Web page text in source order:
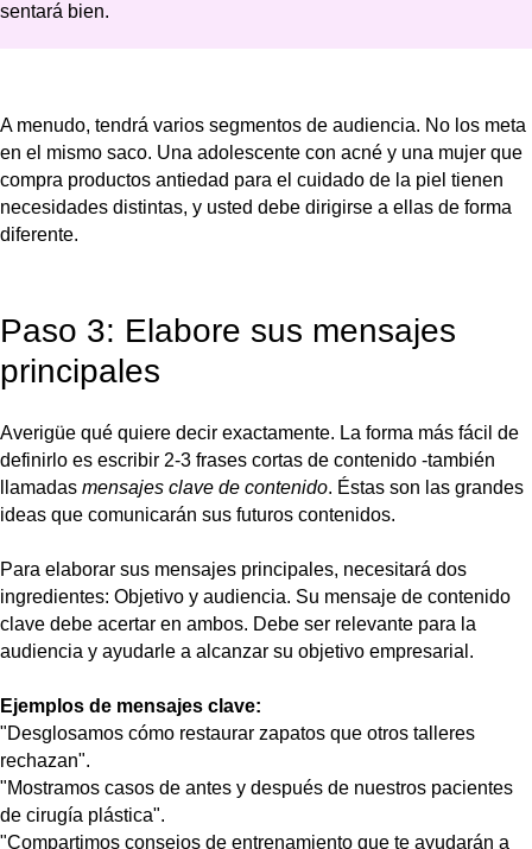
Paso 3: Elabore sus mensajes
Averigüe qué quiere decir exactamente. La forma más fácil de
definirlo es escribir 2-3 frases cortas de contenido -también
llamadasmensajes clave de contenido. Éstas son las grandes
ideas que comunicarán sus futuros contenidos.
clave debe acertar en ambos. Debe ser relevante para la
audiencia y ayudarle a alcanzar su objetivo empresarial.
"Desglosamos cómo restaurar zapatos que otros talleres
rechazan".
"Mostramos casos de antes y después de nuestros pacientes
de cirugía plástica".
mantenerte en forma sin dañarte la espalda".
Cada una de estas frases es concreta e indica al lector de
inmediato a qué se dedica la empresa: Reparación de calzado,
contenido deben hacer lo mismo.
Evite frases vagas como "compartimos ejemplos de nuestro
trabajo". En su lugar, hazlo específico: